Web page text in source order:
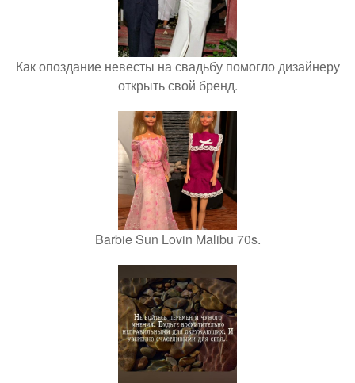
Как опоздание невесты на свадьбу помогло дизайнеру
открыть свой бренд.
Barbie Sun Lovin Malibu 70s.